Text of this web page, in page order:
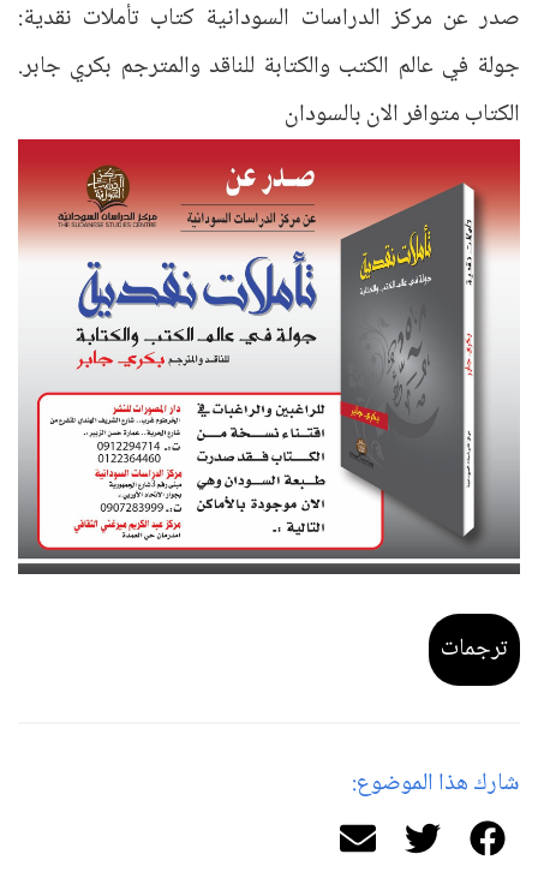
صدر عن مركز الدراسات السودانية كتاب تأملات نقدية:
جولة في عالم الكتب والكتابة للناقد والمترجم بكري جابر.
الكتاب متوافر الان بالسودان
ترجمات
شارك هذا الموضوع: